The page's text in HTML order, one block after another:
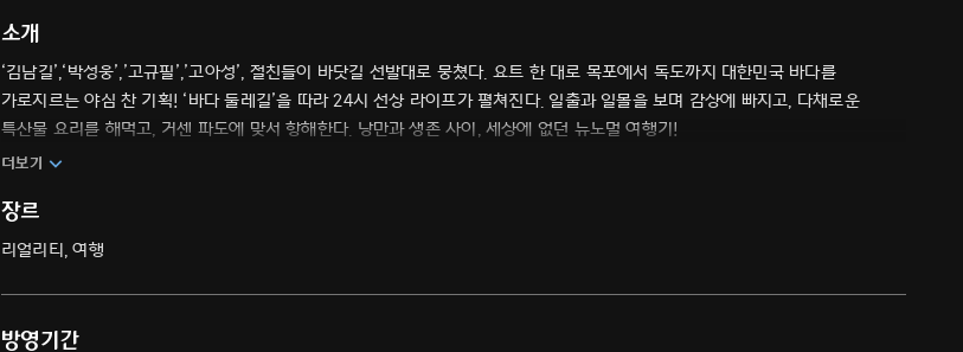
소개
‘김남길’,‘박성웅’,’고규필’,’고아성’, 절친들이 바닷길 선발대로 뭉쳤다. 요트 한 대로 목포에서 독도까지 대한민국 바다를
가로지르는 야심 찬 기획! ‘바다 둘레길’을 따라 24시 선상 라이프가 펼쳐진다. 일출과 일몰을 보며 감상에 빠지고, 다채로운
특산물 요리를 해먹고, 거센 파도에 맞서 항해한다. 낭만과 생존 사이, 세상에 없던 뉴노멀 여행기!
더보기
장르
리얼리티, 여행
방영기간